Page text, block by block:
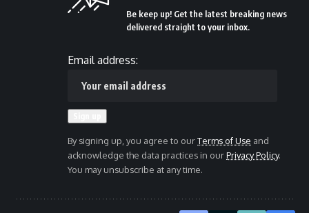
Be keep up! Get the latest breaking news
delivered straight to your inbox.
Email address:
By signing up, you agree to ourTerms of Use and
acknowledge the data practices in ourPrivacy Policy.
You may unsubscribe at any time.